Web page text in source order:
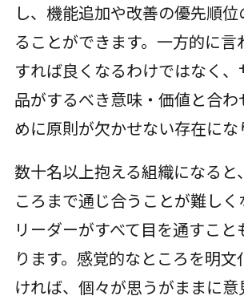
し、機能追加や改善の優先順
ることができます。一方的に言
すれば良くなるわけではなく
品がするべき意味・価値と合わ
めに原則が欠かせない存在にな
数十名以上抱える組織になると
ころまで通じ合うことが難しく
リーダーがすべて目を通すこと
ります。感覚的なところを明文
ければ、個々が思うがままに意